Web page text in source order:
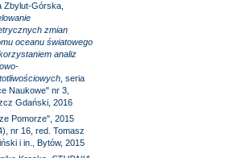
Zbylut-Górska,
zmian
oceanu światowego
analiz
, seria
Naukowe" nr 3,
Gdański, 2016
Pomorze", 2015
nr 16, red. Tomasz
i in., Bytów, 2015